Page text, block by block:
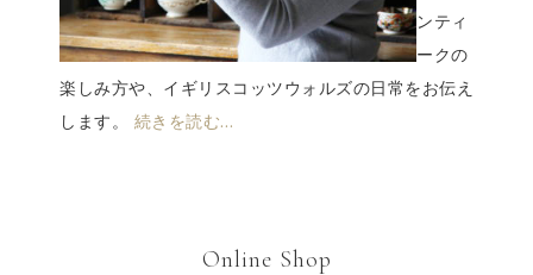
ンティ
ークの
楽しみ方や、イギリスコッツウォルズの日常をお伝え
します。 続きを読む…
Online Shop